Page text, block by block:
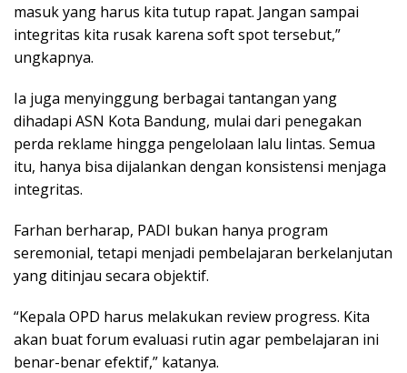
masuk yang harus kita tutup rapat. Jangan sampai
integritas kita rusak karena soft spot tersebut,”
ungkapnya.
Ia juga menyinggung berbagai tantangan yang
dihadapi ASN Kota Bandung, mulai dari penegakan
perda reklame hingga pengelolaan lalu lintas. Semua
itu, hanya bisa dijalankan dengan konsistensi menjaga
integritas.
Farhan berharap, PADI bukan hanya program
seremonial, tetapi menjadi pembelajaran berkelanjutan
yang ditinjau secara objektif.
“Kepala OPD harus melakukan review progress. Kita
akan buat forum evaluasi rutin agar pembelajaran ini
benar-benar efektif,” katanya.